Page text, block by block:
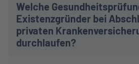
Welche
Existenzgründer bei
privaten
durchlaufen?